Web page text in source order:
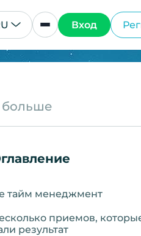
Вход
больше
тайм менеджмент
приемов,
результат